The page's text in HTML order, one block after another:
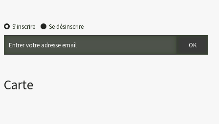
S'inscrire Se désinscrire
Carte